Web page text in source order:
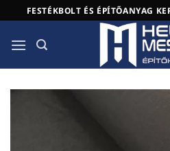
to
content
FESTÉKBOLT ÉS ÉPÍTŐANYAG